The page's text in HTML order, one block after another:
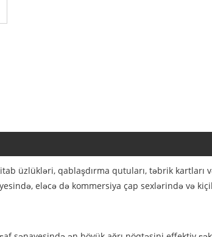
üzlükləri, qablaşdırma qutuları, təbrik
eləcə də kommersiya çap sexlərində və